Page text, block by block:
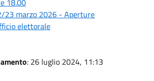
23 marzo 2026 - Aperture
elettorale
: 26 luglio 2024, 11:13